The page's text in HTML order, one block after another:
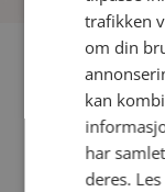
Fler single
Date menn i Norge
Date kvinner i
trafikken
om din
kan
har
deres.